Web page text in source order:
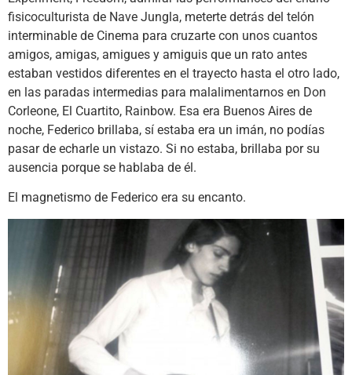
fisicoculturista de Nave Jungla, meterte detrás del telón
interminable de Cinema para cruzarte con unos cuantos
amigos, amigas, amigues y amiguis que un rato antes
estaban vestidos diferentes en el trayecto hasta el otro lado,
en las paradas intermedias para malalimentarnos en Don
Corleone, El Cuartito, Rainbow. Esa era Buenos Aires de
noche, Federico brillaba, sí estaba era un imán, no podías
pasar de echarle un vistazo. Si no estaba, brillaba por su
ausencia porque se hablaba de él.
El magnetismo de Federico era su encanto.